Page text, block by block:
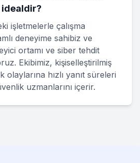
işletmelerle çalışma
deneyime sahibiz ve
ortamı ve siber tehdit
Ekibimiz, kişiselleştirilmiş
olaylarına hızlı yanıt süreleri
uzmanlarını içerir.